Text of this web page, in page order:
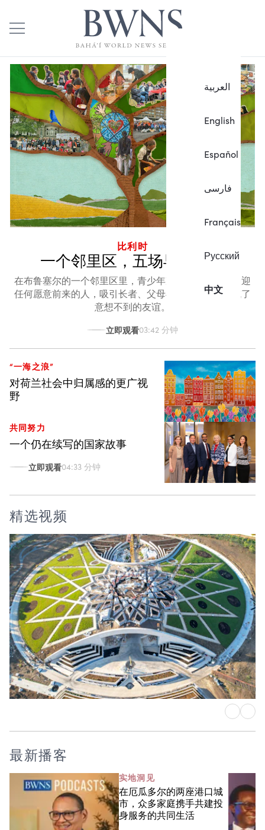
العربية
English
Español
فارسی
Français
Русский
中文
比利时
一个邻里区，五场早午餐会
在布鲁塞尔的一个邻里区里，青少年准备了早午餐，欢迎
任何愿意前来的人，吸引长者、父母与孩童相聚，结成了
意想不到的友谊。
立即观看03:42 分钟
“一海之浪”
对荷兰社会中归属感的更广视
野
共同努力
一个仍在续写的国家故事
立即观看04:33 分钟
精选视频
最新播客
实地洞见
在厄瓜多尔的两座港口城
市，众多家庭携手共建投
身服务的共同生活